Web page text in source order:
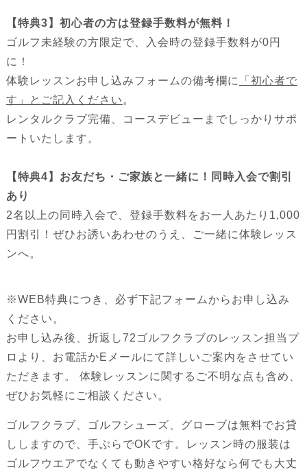
【特典3】初心者の方は登録手数料が無料！
ゴルフ未経験の方限定で、入会時の登録手数料が0円
に！
体験レッスンお申し込みフォームの備考欄に
「初心者で
す」とご記入ください 。
レンタルクラブ完備、コースデビューまでしっかりサポ
ートいたします。
【特典4】お友だち・ご家族と一緒に！同時入会で割引
あり
2名以上の同時入会で、登録手数料をお一人あたり1,000
円割引！ぜひお誘いあわせのうえ、ご一緒に体験レッス
ンへ。
※WEB特典につき、必ず下記フォームからお申し込み
ください。
お申し込み後、折返し72ゴルフクラブのレッスン担当プ
ロより、お電話かEメールにて詳しいご案内をさせてい
ただきます。 体験レッスンに関するご不明な点も含め、
ぜひお気軽にご相談ください。
ゴルフクラブ、ゴルフシューズ、グローブは無料でお貸
ししますので、手ぶらでOKです。レッスン時の服装は
ゴルフウエアでなくても動きやすい格好なら何でも大丈